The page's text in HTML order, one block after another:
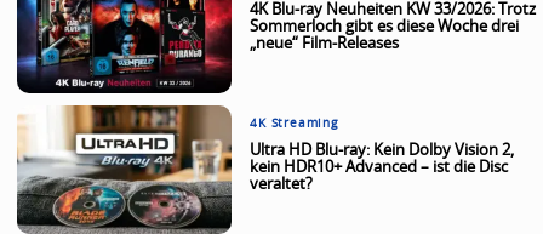
4K Blu-ray Neuheiten KW 33/2026: Trotz
Sommerloch gibt es diese Woche drei
„neue“ Film-Releases
4K Streaming
Ultra HD Blu-ray: Kein Dolby Vision 2,
kein HDR10+ Advanced – ist die Disc
veraltet?